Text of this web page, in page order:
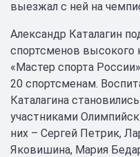
выезжал с ней на
Александр Каталагин
спортсменов высокого
«Мастер спорта
20 спортсменам.
Каталагина
участниками
них – Сергей Петрик,
Яковишина, Мария